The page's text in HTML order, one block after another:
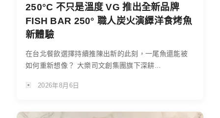
250°C 不只是溫度 VG 推出全新品牌
FISH BAR 250° 職人炭火演繹洋食烤魚
新體驗
在台北餐飲選擇持續推陳出新的此刻，一尾魚還能被
如何重新想像？ 大樂司文創集團旗下深耕...
2026年8月6日